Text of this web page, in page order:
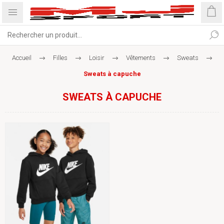
Accueil Filles Loisir Vêtements Sweats
Sweats à capuche
SWEATS À CAPUCHE